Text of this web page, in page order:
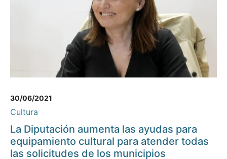
30/06/2021
Cultura
La Diputación aumenta las ayudas para
equipamiento cultural para atender todas
las solicitudes de los municipios